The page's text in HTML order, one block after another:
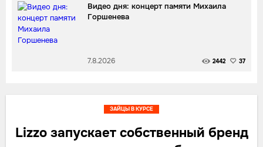
Видео дня: концерт памяти Михаила
Горшенева
7.8.2026 2442 37
Lizzo запускает собственный бренд
ЗАЙЦЫ В КУРСЕ